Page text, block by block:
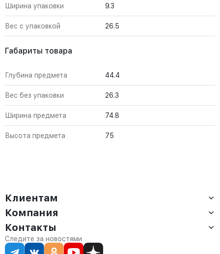
Ширина упаковки 9.3
Вес с упаковкой 26.5
Габариты товара
Глубина предмета 44.4
Вес без упаковки 26.3
Ширина предмета 74.8
Высота предмета 75
Клиентам
Доставка
Оплата
Сервис
Статус заказа
Компания
О компании
Контакты
Партнёрам
Контакты
Отдел продаж:
8 (800) 234-22-62
Следите за новостями